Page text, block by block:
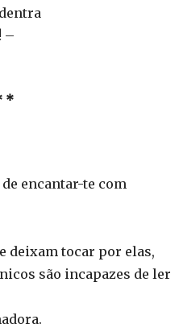
–
*
encantar-te com
deixam tocar por elas,
são incapazes de ler